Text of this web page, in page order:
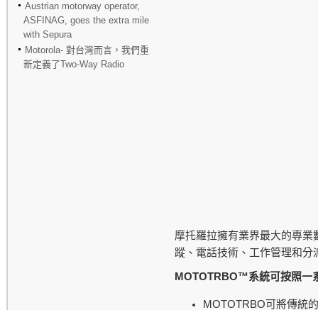
Austrian motorway operator,
ASFINAG, goes the extra mile
with Sepura
Motorola- 對台灣而言，我們重
新定義了Two-Way Radio
摩托羅拉擁有業界最大的專
蹤、電話技術、工作管理和分
MOTOTRBO™系統可按照一
MOTOTRBO可將傳統